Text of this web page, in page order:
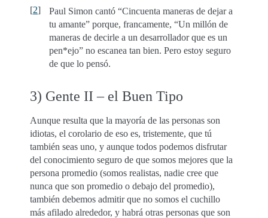
[2]
Paul Simon cantó “Cincuenta maneras de dejar a
tu amante” porque, francamente, “Un millón de
maneras de decirle a un desarrollador que es un
pen*ejo” no escanea tan bien. Pero estoy seguro
de que lo pensó.
3) Gente II – el Buen Tipo
Aunque resulta que la mayoría de las personas son
idiotas, el corolario de eso es, tristemente, que tú
también seas uno, y aunque todos podemos disfrutar
del conocimiento seguro de que somos mejores que la
persona promedio (somos realistas, nadie cree que
nunca que son promedio o debajo del promedio),
también debemos admitir que no somos el cuchillo
más afilado alrededor, y habrá otras personas que son